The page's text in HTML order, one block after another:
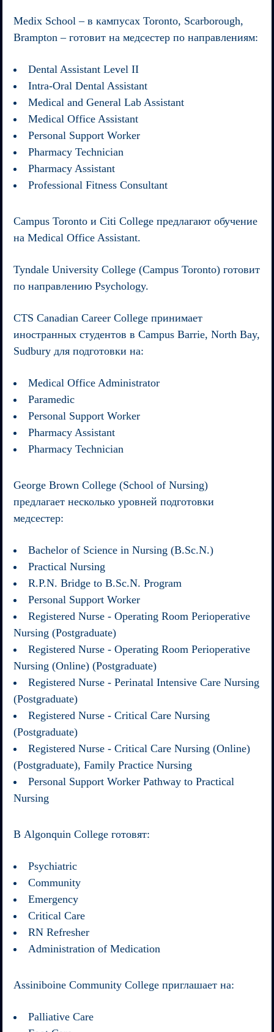
Medix School – в кампусах Toronto, Scarborough,
Brampton – готовит на медсестер по направлениям:
Dental Assistant Level II
Intra-Oral Dental Assistant
Medical and General Lab Assistant
Medical Office Assistant
Personal Support Worker
Pharmacy Technician
Pharmacy Assistant
Professional Fitness Consultant
Campus Toronto и Citi College предлагают обучение
на Medical Office Assistant.
Tyndale University College (Campus Toronto) готовит
по направлению Psychology.
CTS Canadian Career College принимает
иностранных студентов в Campus Barrie, North Bay,
Sudbury для подготовки на:
Medical Office Administrator
Paramedic
Personal Support Worker
Pharmacy Assistant
Pharmacy Technician
George Brown College (School of Nursing)
предлагает несколько уровней подготовки
медсестер:
Bachelor of Science in Nursing (B.Sc.N.)
Practical Nursing
R.P.N. Bridge to B.Sc.N. Program
Personal Support Worker
Registered Nurse - Operating Room Perioperative
Nursing (Postgraduate)
Registered Nurse - Operating Room Perioperative
Nursing (Online) (Postgraduate)
Registered Nurse - Perinatal Intensive Care Nursing
(Postgraduate)
Registered Nurse - Critical Care Nursing
(Postgraduate)
Registered Nurse - Critical Care Nursing (Online)
(Postgraduate), Family Practice Nursing
Personal Support Worker Pathway to Practical
Nursing
В Algonquin College готовят:
Psychiatric
Community
Emergency
Critical Care
RN Refresher
Administration of Medication
Assiniboine Community College приглашает на:
Palliative Care